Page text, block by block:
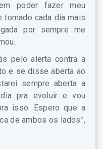
poder fazer meu
cada dia mais
por sempre me
pelo alerta contra a
e se disse aberta ao
sempre aberta a
pra evoluir e vou
isso. Espero que a
de ambos os lados”,